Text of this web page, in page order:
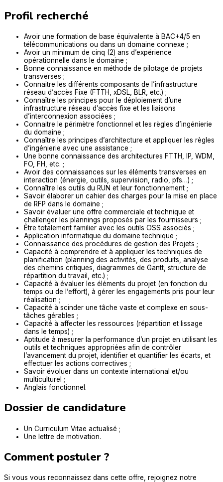
Profil recherché
Avoir une formation de base équivalente à BAC+4/5 en
télécommunications ou dans un domaine connexe ;
Avoir un minimum de cinq (2) ans d’expérience
opérationnelle dans le domaine ;
Bonne connaissance en méthode de pilotage de projets
transverses ;
Connaitre les différents composants de l’infrastructure
réseau d’accès Fixe (FTTH, xDSL, BLR, etc.) ;
Connaître les principes pour le déploiement d’une
infrastructure réseau d’accès fixe et les liaisons
d’interconnexion associées ;
Connaitre le périmètre fonctionnel et les règles d’ingénierie
du domaine ;
Connaître les principes d’architecture et appliquer les règles
d’ingénierie avec une assistance ;
Une bonne connaissance des architectures FTTH, IP, WDM,
FO, FH, etc. ;
Avoir des connaissances sur les éléments transverses en
interaction (énergie, outils, supervision, radio, pfs…) ;
Connaître les outils du RUN et leur fonctionnement ;
Savoir élaborer un cahier des charges pour la mise en place
de RFP dans le domaine ;
Savoir évaluer une offre commerciale et technique et
challenger les plannings proposés par les fournisseurs ;
Être totalement familier avec les outils OSS associés ;
Application informatique du domaine technique ;
Connaissance des procédures de gestion des Projets ;
Capacité à comprendre et à appliquer les techniques de
planification (planning des activités, des produits, analyse
des chemins critiques, diagrammes de Gantt, structure de
répartition du travail, etc.) ;
Capacité à évaluer les éléments du projet (en fonction du
temps ou de l’effort), à gérer les engagements pris pour leur
réalisation ;
Capacité à scinder une tâche vaste et complexe en sous-
tâches gérables ;
Capacité à affecter les ressources (répartition et lissage
dans le temps) ;
Aptitude à mesurer la performance d’un projet en utilisant les
outils et techniques appropriées afin de contrôler
l’avancement du projet, identifier et quantifier les écarts, et
effectuer les actions correctives ;
Savoir évoluer dans un contexte international et/ou
multiculturel ;
Anglais fonctionnel.
Dossier de candidature
Un Curriculum Vitae actualisé ;
Une lettre de motivation.
Comment postuler ?
Si vous vous reconnaissez dans cette offre, rejoignez notre